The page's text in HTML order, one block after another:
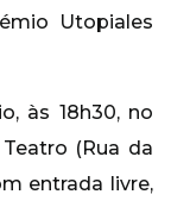
Utopiales
às 18h30, no
(Rua da
entrada livre,